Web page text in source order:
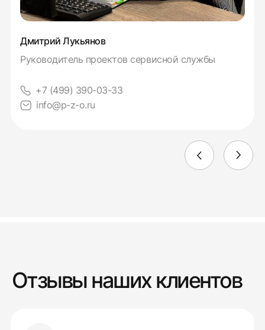
Дмитрий Лукьянов
Руководитель проектов сервисной службы
+7 (499) 390-03-33
info@p-z-o.ru
Отзывы наших клиентов